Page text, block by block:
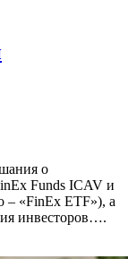
о
Funds ICAV и
– «FinEx ETF»), а
инвесторов….